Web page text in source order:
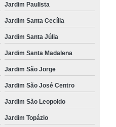
Jardim Paulista
Jardim Santa Cecília
Jardim Santa Júlia
Jardim Santa Madalena
Jardim São Jorge
Jardim São José Centro
Jardim São Leopoldo
Jardim Topázio